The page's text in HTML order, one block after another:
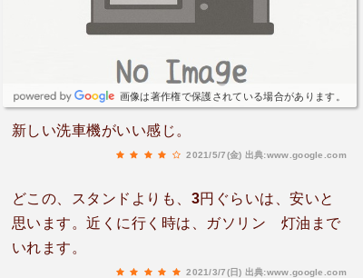
画像は著作権で保護されている場合があります。
新しい洗車機がいい感じ。
2021/5/7(金) 出典:www.google.com
どこの、スタンドよりも、3円ぐらいは、安いと
思います。近くに行く時は、ガソリン 灯油まで
いれます。
2021/3/7(日) 出典:www.google.com